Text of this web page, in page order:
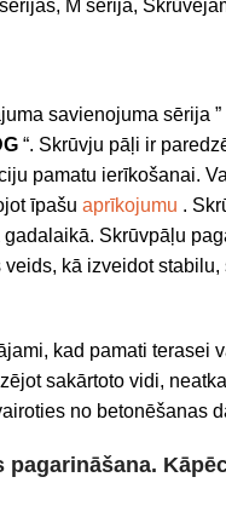
, M sērija,
savienojuma sērija ”
“. Skrūvju pāļi ir
pamatu ierīkošanai.
īpašu aprīkojumu .
Skrūvpāļu
veids, kā izveidot stabilu,
kad pamati terasei
sakārtoto vidi,
no betonēšanas
pagarināšana.